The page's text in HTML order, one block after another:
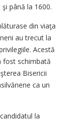
până la 1600.
din viaţa
au trecut la
Acestă
fost schimbată
Bisericii
ca un
la